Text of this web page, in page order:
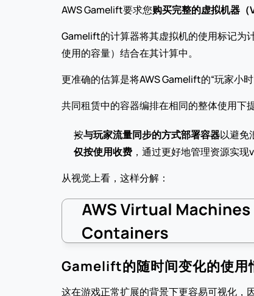
AWS Gamelift要求您购买完整的虚拟机器（
Gamelift的计算器将其虚拟机的使用标记为
使用的容量）结合在其计算中。
更准确的估算是将AWS Gamelift的“玩家小
共同租赁中的容器编排在相同的整体使用下
按与玩家流量同步的方式部署容器以避免
仅按使用收费，通过更好地管理资源实现
从视觉上看，这样分解：
Gamelift的随时间变化的使用
这在游戏正常扩展的背景下更容易可视化，